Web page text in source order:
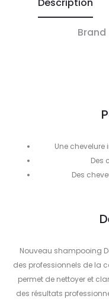
Brand
Une
Des
Des
Nouveau shampooing
des professionnels de la
permet de nettoyer et
des résultats